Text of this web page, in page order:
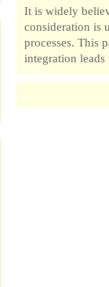
It is widely
consideration is
processes. This
integration